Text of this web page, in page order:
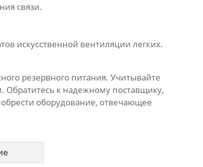
связи.
искусственной вентиляции легких.
резервного питания. Учитывайте
Обратитесь к надежному поставщику,
оборудование, отвечающее